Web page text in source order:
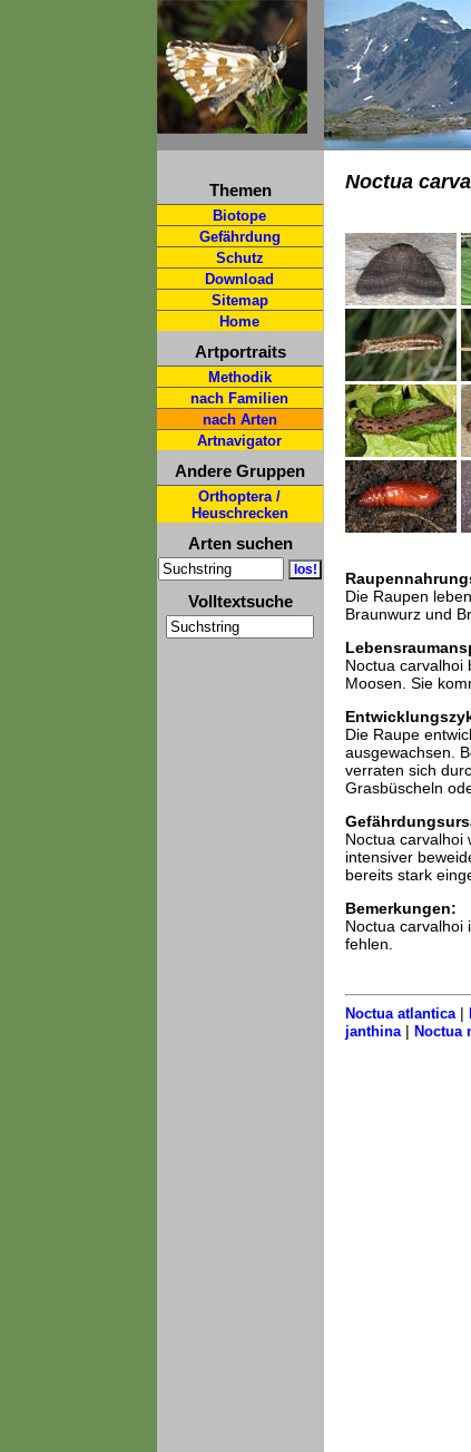
Themen
Biotope
Gefährdung
Schutz
Download
Sitemap
Home
Artportraits
Methodik
nach Familien
nach Arten
Artnavigator
Andere Gruppen
Orthoptera /
Heuschrecken
Arten suchen
Volltextsuche
Noctua
Die Raupen
Braunwurz und
Noctua carvalhoi
Moosen. Sie
Die Raupe
ausgewachsen.
verraten sich
Grasbüscheln
Noctua carvalhoi
intensiver
bereits stark
Bemerkungen:
Noctua carvalhoi
fehlen.
Noctua atlantica|
janthina| Noctua